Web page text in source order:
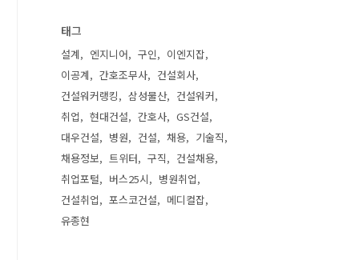
태그
설계 엔지니어 구인
이엔지잡
이공계
간호조무사
건설회사
건설워커랭킹
삼성물산
건설워커
취업
현대건설 간호사
GS건설
대우건설
병원 건설 채용
기술직
채용정보
트위터 구직
건설채용
취업포털
버스25시
병원취업
건설취업
포스코건설
메디컬잡
유종현